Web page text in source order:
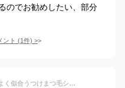
のでお勧めしたい、部分
ント (1件) >
よく似合うつけまつ毛つり目によく似合うつけまつ毛シェイプ：下まつげ美容・コスメ・まつげエクステ